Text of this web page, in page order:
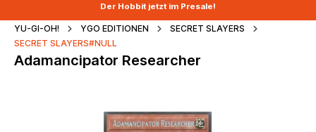
Der Hobbit jetzt im Presale!
YU-GI-OH! YGO EDITIONEN
SECRET SLAYERS
SECRET SLAYERS#NULL
Adamancipator Researcher